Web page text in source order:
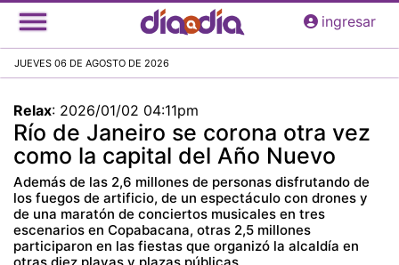
Pasar
al
principal
ingresar
JUEVES 06 DE AGOSTO DE 2026
Relax: 2026/01/02 04:11pm
Río de Janeiro se corona otra vez
como la capital del Año Nuevo
Además de las 2,6 millones de personas disfrutando de
los fuegos de artificio, de un espectáculo con drones y
de una maratón de conciertos musicales en tres
escenarios en Copabacana, otras 2,5 millones
participaron en las fiestas que organizó la alcaldía en